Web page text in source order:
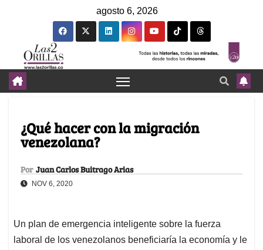
agosto 6, 2026
¿Qué hacer con la migración
venezolana?
Por Juan Carlos Buitrago Arias
NOV 6, 2020
Un plan de emergencia inteligente sobre la fuerza
laboral de los venezolanos beneficiaría la economía y le